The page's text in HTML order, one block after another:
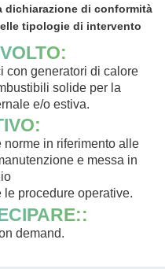
dichiarazione di conformità
tipologie di intervento
con generatori di calore
solide per la
e/o estiva.
in riferimento alle
e messa in
procedure operative.
demand.